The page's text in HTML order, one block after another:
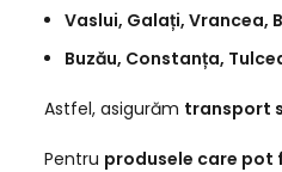
Vaslui, Galați, Vrancea,
Buzău, Constanța,
Astfel, asigurăm transport
Pentru produsele care pot